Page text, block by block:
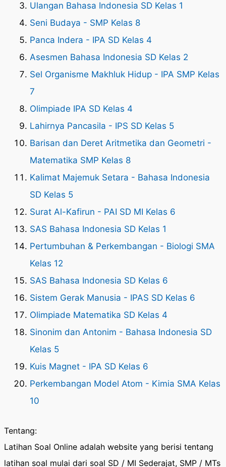
Ulangan Bahasa Indonesia SD Kelas 1
Seni Budaya - SMP Kelas 8
Panca Indera - IPA SD Kelas 4
Asesmen Bahasa Indonesia SD Kelas 2
Sel Organisme Makhluk Hidup - IPA SMP Kelas
7
Olimpiade IPA SD Kelas 4
Lahirnya Pancasila - IPS SD Kelas 5
Barisan dan Deret Aritmetika dan Geometri -
Matematika SMP Kelas 8
Kalimat Majemuk Setara - Bahasa Indonesia
SD Kelas 5
Surat Al-Kafirun - PAI SD MI Kelas 6
SAS Bahasa Indonesia SD Kelas 1
Pertumbuhan & Perkembangan - Biologi SMA
Kelas 12
SAS Bahasa Indonesia SD Kelas 6
Sistem Gerak Manusia - IPAS SD Kelas 6
Olimpiade Matematika SD Kelas 4
Sinonim dan Antonim - Bahasa Indonesia SD
Kelas 5
Kuis Magnet - IPA SD Kelas 6
Perkembangan Model Atom - Kimia SMA Kelas
10
Tentang:
Latihan Soal Online adalah website yang berisi tentang
latihan soal mulai dari soal SD / MI Sederajat, SMP / MTs